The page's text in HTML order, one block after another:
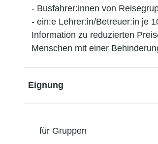
- Busfahrer:innen von
- ein:e Lehrer:in/Betreuer:in je
Information zu reduzierten
Menschen mit einer
Eignung
für Gruppen